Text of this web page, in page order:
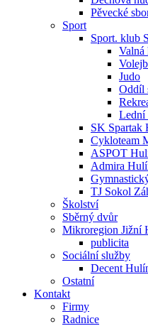
Pěvecké
Sport
Sport. klub
Valná
Judo
Oddíl
Lední
SK Spartak
Cykloteam
ASPOT
Admira
TJ Sokol
Školství
Sběrný dvůr
Mikroregion Jižní
publicita
Sociální služby
Decent
Ostatní
Kontakt
Firmy
Radnice